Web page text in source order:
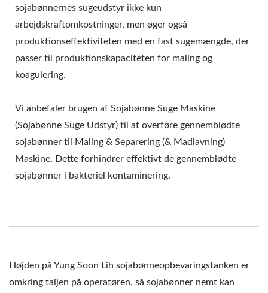
sojabønnernes sugeudstyr ikke kun
arbejdskraftomkostninger, men øger også
produktionseffektiviteten med en fast sugemængde, der
passer til produktionskapaciteten for maling og
koagulering.
Vi anbefaler brugen af Sojabønne Suge Maskine
(Sojabønne Suge Udstyr) til at overføre gennemblødte
sojabønner til Maling & Separering (& Madlavning)
Maskine. Dette forhindrer effektivt de gennemblødte
sojabønner i bakteriel kontaminering.
Højden på Yung Soon Lih sojabønneopbevaringstanken er
omkring taljen på operatøren, så sojabønner nemt kan